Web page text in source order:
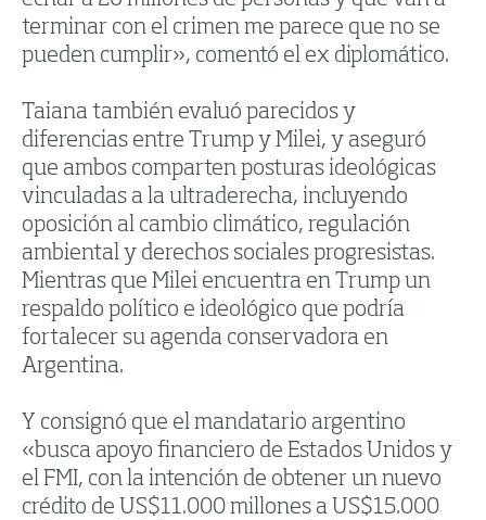
terminar con el crimen me parece que no se
pueden cumplir», comentó el ex diplomático.
Taiana también evaluó parecidos y
diferencias entre Trump y Milei, y aseguró
que ambos comparten posturas ideológicas
vinculadas a la ultraderecha, incluyendo
oposición al cambio climático, regulación
ambiental y derechos sociales progresistas.
Mientras que Milei encuentra en Trump un
respaldo político e ideológico que podría
fortalecer su agenda conservadora en
Argentina.
Y consignó que el mandatario argentino
«busca apoyo financiero de Estados Unidos y
el FMI, con la intención de obtener un nuevo
crédito de US$11.000 millones a US$15.000